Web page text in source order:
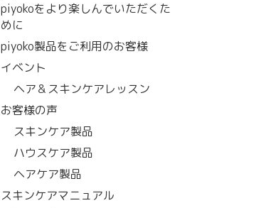
piyokoをより楽しんでいただくた
めに
piyoko製品をご利用のお客様
イベント
ヘア＆スキンケアレッスン
お客様の声
スキンケア製品
ハウスケア製品
ヘアケア製品
スキンケアマニュアル